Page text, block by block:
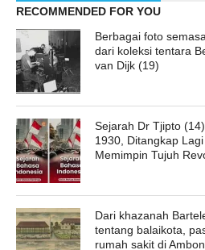
RECOMMENDED FOR YOU
Berbagai foto
dari koleksi tentara
van Dijk (19)
Sejarah Dr Tjipto
1930, Ditangkap
Memimpin Tujuh
Dari khazanah
tentang balaikota,
rumah sakit di Ambon